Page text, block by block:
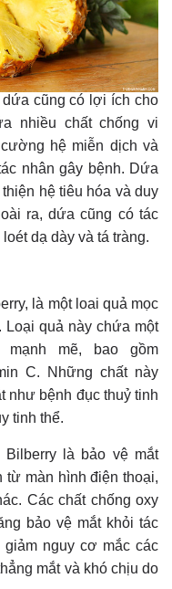
cũng có lợi ích cho
nhiều chất chống vi
hệ miễn dịch và
nhân gây bệnh. Dứa
hệ tiêu hóa và duy
ra, dứa cũng có tác
dạ dày và tá tràng.
là một loai quả mọc
Loại quả này chứa một
mẽ, bao gồm
C. Những chất này
như bệnh đục thuỷ tinh
tinh thể.
Bilberry là bảo vệ mắt
từ màn hình điện thoại,
Các chất chống oxy
bảo vệ mắt khỏi tác
nguy cơ mắc các
mắt và khó chịu do